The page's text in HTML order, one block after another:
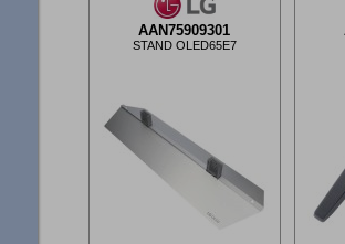
AAN75909301
STAND OLED65E7